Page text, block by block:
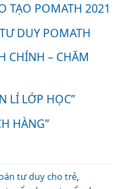
TẠO POMATH 2021
DUY POMATH
CHÍNH – CHĂM
LÍ LỚP HỌC”
HÀNG”
tư duy cho trẻ,